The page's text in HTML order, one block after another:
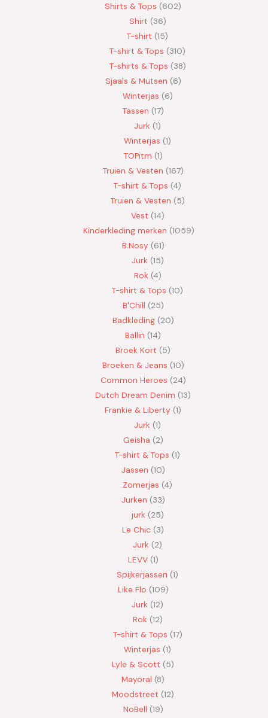
Shirts & Tops 602
Shirt 36
T-shirt 15
T-shirt & Tops 310
T-shirts & Tops 38
Sjaals & Mutsen 6
Winterjas 6
Tassen 17
Jurk 1
Winterjas 1
TOPitm 1
Truien & Vesten 167
T-shirt & Tops 4
Truien & Vesten 5
Vest 14
Kinderkleding merken 1059
B.Nosy 61
Jurk 15
Rok 4
T-shirt & Tops 10
B'Chill 25
Badkleding 20
Ballin 14
Broek Kort 5
Broeken & Jeans 10
Common Heroes 24
Dutch Dream Denim 13
Frankie & Liberty 1
Jurk 1
Geisha 2
T-shirt & Tops 1
Jassen 10
Zomerjas 4
Jurken 33
jurk 25
Le Chic 3
Jurk 2
LEVV 1
Spijkerjassen 1
Like Flo 109
Jurk 12
Rok 12
T-shirt & Tops 17
Winterjas 1
Lyle & Scott 5
Mayoral 8
Moodstreet 12
NoBell 19